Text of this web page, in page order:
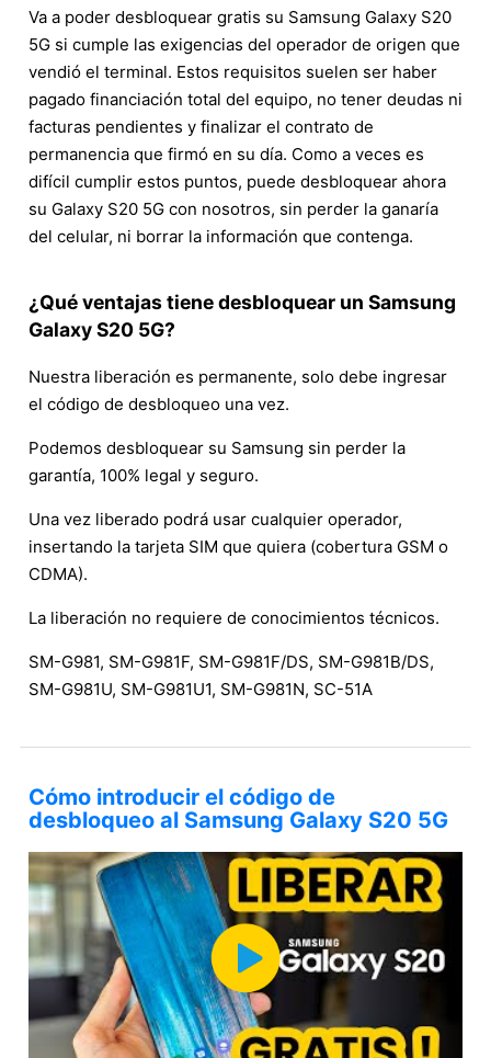
Va a poder desbloquear gratis su Samsung Galaxy S20
5G si cumple las exigencias del operador de origen que
vendió el terminal. Estos requisitos suelen ser haber
pagado financiación total del equipo, no tener deudas ni
facturas pendientes y finalizar el contrato de
permanencia que firmó en su día. Como a veces es
difícil cumplir estos puntos, puede desbloquear ahora
su Galaxy S20 5G con nosotros, sin perder la ganaría
del celular, ni borrar la información que contenga.
¿Qué ventajas tiene desbloquear un Samsung
Galaxy S20 5G?
Nuestra liberación es permanente, solo debe ingresar
el código de desbloqueo una vez.
Podemos desbloquear su Samsung sin perder la
garantía, 100% legal y seguro.
Una vez liberado podrá usar cualquier operador,
insertando la tarjeta SIM que quiera (cobertura GSM o
CDMA).
La liberación no requiere de conocimientos técnicos.
SM-G981, SM-G981F, SM-G981F/DS, SM-G981B/DS,
SM-G981U, SM-G981U1, SM-G981N, SC-51A
Cómo introducir el código de
desbloqueo al Samsung Galaxy S20 5G